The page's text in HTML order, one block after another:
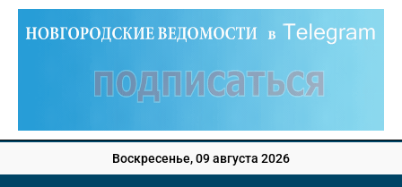
Воскресенье, 09 августа 2026